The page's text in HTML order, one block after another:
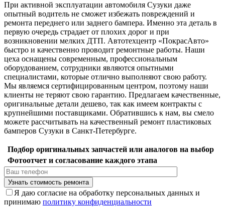
При активной эксплуатации автомобиля Сузуки даже
опытный водитель не сможет избежать повреждений и
ремонта переднего или заднего бампера. Именно эта деталь в
первую очередь страдает от плохих дорог и при
возникновении мелких ДТП. Автотехцентр «ПокрасАвто»
быстро и качественно проводит ремонтные работы. Наши
цеха оснащены современным, профессиональным
оборудованием, сотрудники являются опытными
специалистами, которые отлично выполняют свою работу.
Мы являемся сертифицированным центром, поэтому наши
клиенты не теряют свою гарантию. Предлагаем качественные,
оригинальные детали дешево, так как имеем контракты с
крупнейшими поставщиками. Обратившись к нам, вы смело
можете рассчитывать на качественный ремонт пластиковых
бамперов Сузуки в Санкт-Петербурге.
Подбор оригинальных запчастей или аналогов на выбор
Фотоотчет и согласование каждого этапа
Я даю согласие на обработку персональных данных и
принимаю политику конфиденциальности